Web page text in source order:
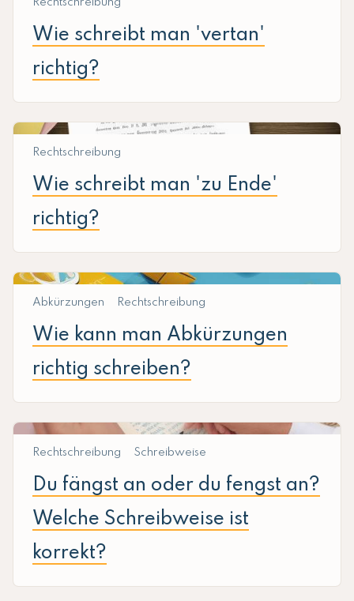
Rechtschreibung
Wie schreibt man 'vertan'
richtig?
Rechtschreibung
Wie schreibt man 'zu Ende'
richtig?
Abkürzungen Rechtschreibung
Wie kann man Abkürzungen
richtig schreiben?
Rechtschreibung Schreibweise
Du fängst an oder du fengst an?
Welche Schreibweise ist
korrekt?